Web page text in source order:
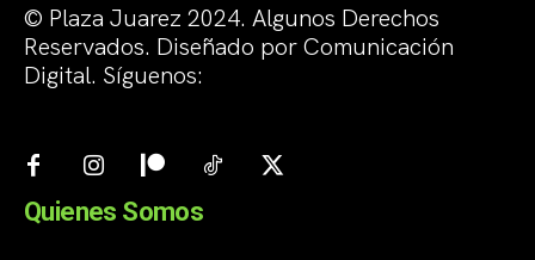
© Plaza Juarez 2024. Algunos Derechos
Reservados. Diseñado por Comunicación
Digital. Síguenos:
Quienes Somos